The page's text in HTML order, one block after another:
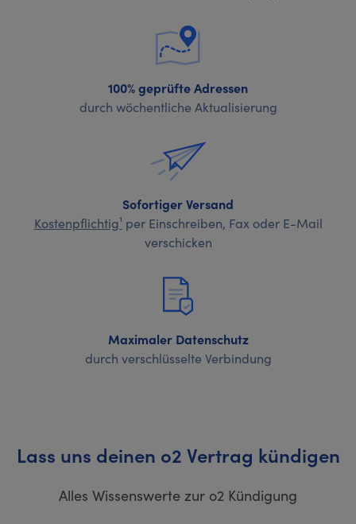
100% geprüfte Adressen
durch wöchentliche Aktualisierung
Sofortiger Versand
Kostenpflichtig¹ per Einschreiben, Fax oder E-Mail
verschicken
Maximaler Datenschutz
durch verschlüsselte Verbindung
Lass uns deinen o2 Vertrag kündigen
Alles Wissenswerte zur o2 Kündigung